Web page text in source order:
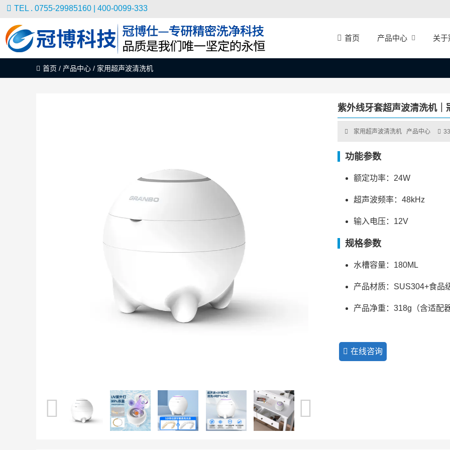
TEL . 0755-29985160 | 400-0099-333
首页 产品中心 关于
首页 / 产品中心 / 家用超声波清洗机
紫外线牙套超声波清洗机
家用超声波清洗机 产品中心
功能参数
额定功率：24W
超声波频率：48kHz
输入电压：12V
规格参数
水槽容量：180ML
产品材质：SUS304+食品
产品净重：318g（含适配器
在线咨询